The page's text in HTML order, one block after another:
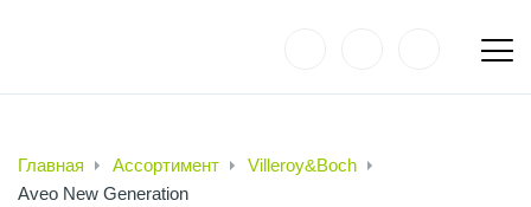
Главная Ассортимент
Villeroy&Boch
Aveo New Generation